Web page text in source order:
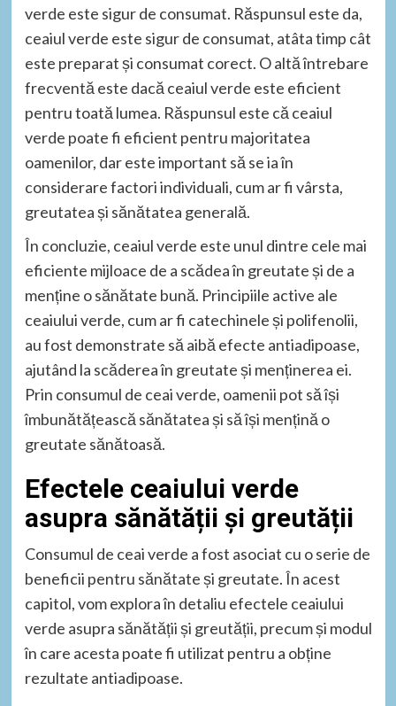
verde este sigur de consumat. Răspunsul este da,
ceaiul verde este sigur de consumat, atâta timp cât
este preparat și consumat corect. O altă întrebare
frecventă este dacă ceaiul verde este eficient
pentru toată lumea. Răspunsul este că ceaiul
verde poate fi eficient pentru majoritatea
oamenilor, dar este important să se ia în
considerare factori individuali, cum ar fi vârsta,
greutatea și sănătatea generală.
În concluzie, ceaiul verde este unul dintre cele mai
eficiente mijloace de a scădea în greutate și de a
menține o sănătate bună. Principiile active ale
ceaiului verde, cum ar fi catechinele și polifenolii,
au fost demonstrate să aibă efecte antiadipoase,
ajutând la scăderea în greutate și menținerea ei.
Prin consumul de ceai verde, oamenii pot să își
îmbunătățească sănătatea și să își mențină o
greutate sănătoasă.
Efectele ceaiului verde
asupra sănătății și greutății
Consumul de ceai verde a fost asociat cu o serie de
beneficii pentru sănătate și greutate. În acest
capitol, vom explora în detaliu efectele ceaiului
verde asupra sănătății și greutății, precum și modul
în care acesta poate fi utilizat pentru a obține
rezultate antiadipoase.